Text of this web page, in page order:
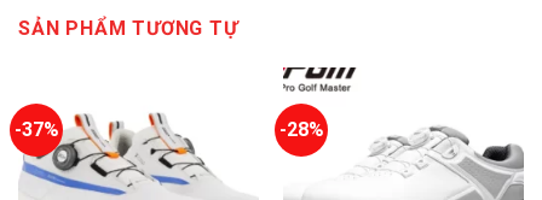
SẢN PHẨM TƯƠNG TỰ
-37% -28%